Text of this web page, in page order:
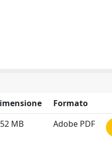
Formato
MB Adobe PDF